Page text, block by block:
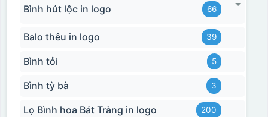
Bình hút lộc in logo 66
Balo thêu in logo 39
Bình tỏi 5
Bình tỳ bà 3
Lọ Bình hoa Bát Tràng in logo 200